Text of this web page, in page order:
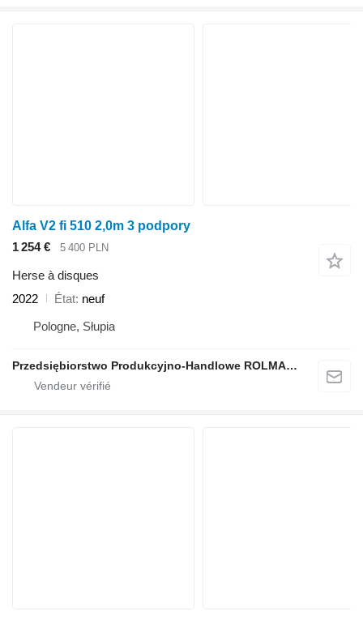
Alfa V2 fi 510 2,0m 3 podpory
1 254 €
5 400 PLN
Herse à disques
2022
État neuf
Pologne, Słupia
Przedsiębiorstwo Produkcyjno-Handlowe ROLMAPOL Marcin Dziekan